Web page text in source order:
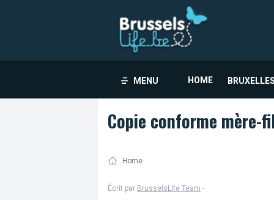
MENU HOME
Copie conforme mère-
Home
Écrit par BrusselsLife Team -